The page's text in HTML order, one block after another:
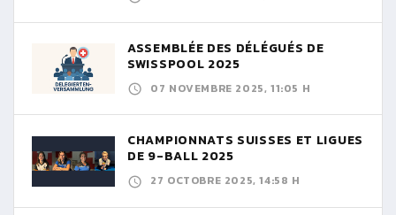
ASSEMBLÉE DES DÉLÉGUÉS DE
SWISSPOOL 2025
07 NOVEMBRE 2025, 11:05 H
CHAMPIONNATS SUISSES ET LIGUES
DE 9-BALL 2025
27 OCTOBRE 2025, 14:58 H